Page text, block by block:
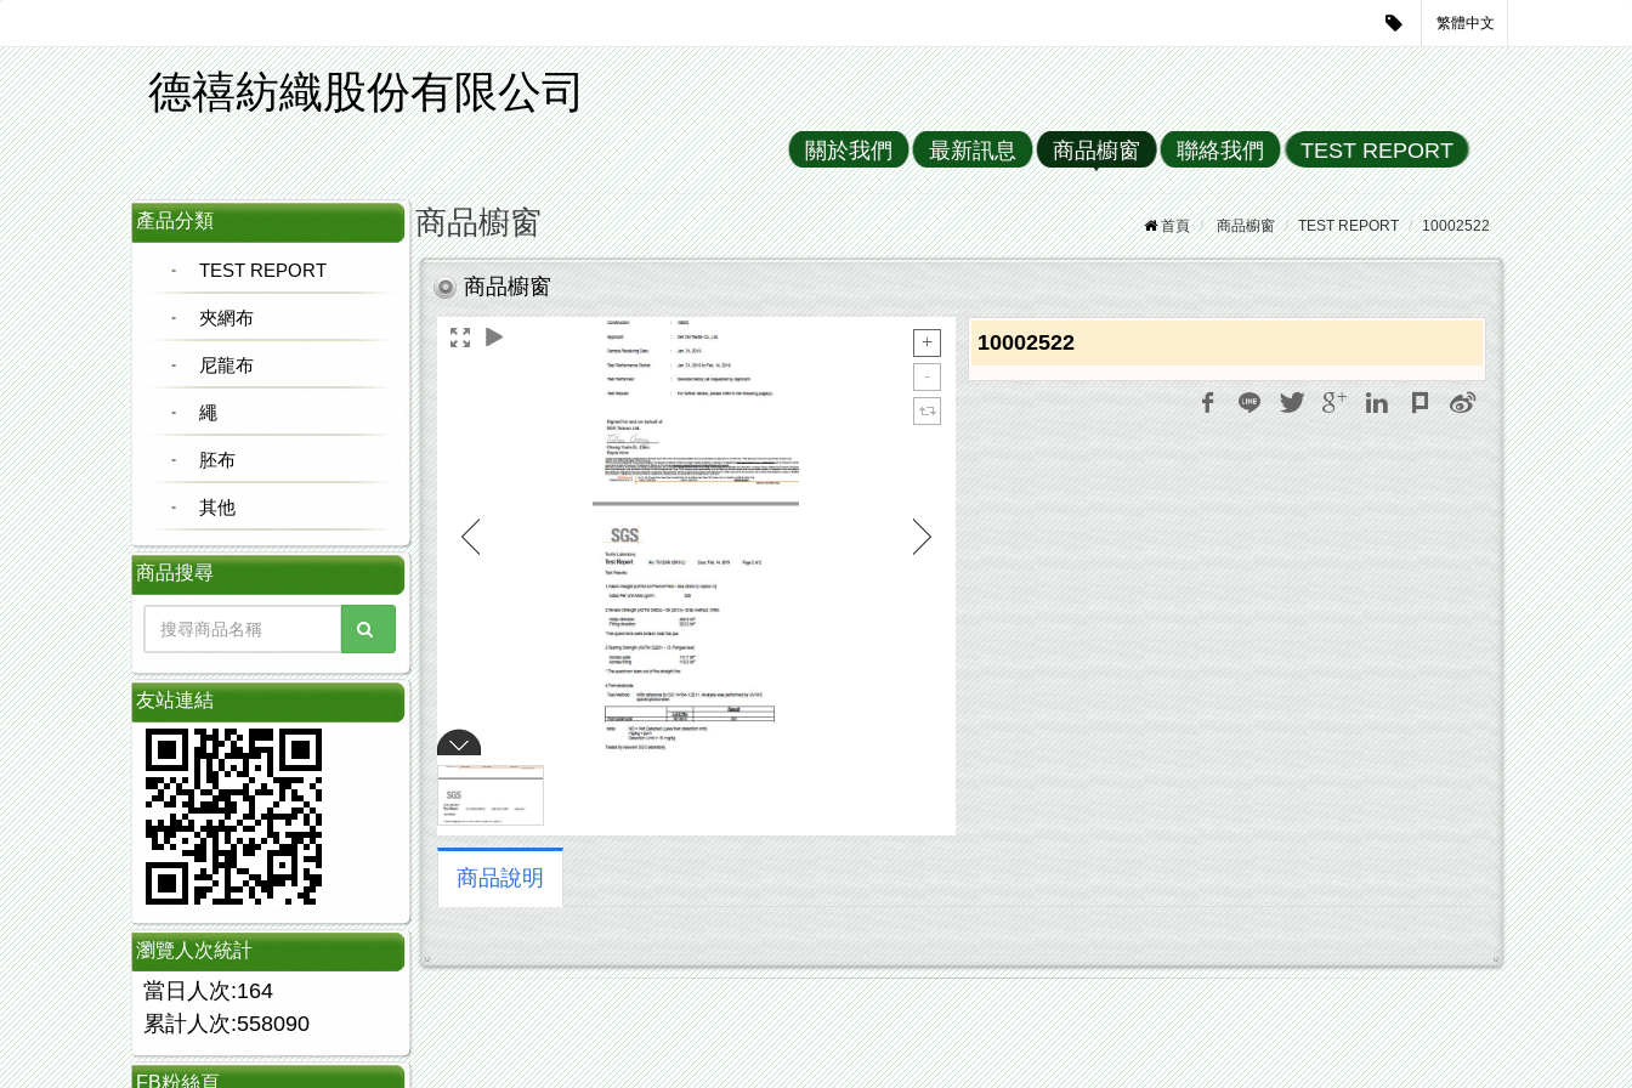
繁體中文
德禧紡織股份有限公司
關於我們 最新訊息 商品櫥窗 聯絡我們 TEST REPORT
產品分類
TEST REPORT
夾網布
尼龍布
繩
胚布
其他
商品搜尋
友站連結
瀏覽人次統計
當日人次:164
累計人次:558090
FB粉絲頁
商品櫥窗 首頁 商品櫥窗 TEST REPORT 10002522
商品櫥窗
10002522
商品說明